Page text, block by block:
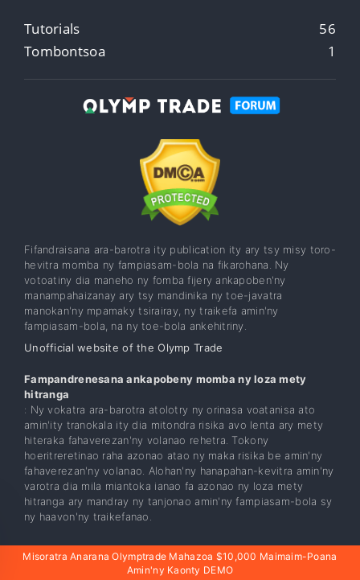
Tutorials
56
Tombontsoa
1
Fifandraisana ara-barotra ity publication ity ary tsy misy toro-
hevitra momba ny fampiasam-bola na fikarohana. Ny
votoatiny dia maneho ny fomba fijery ankapoben'ny
manampahaizanay ary tsy mandinika ny toe-javatra
manokan'ny mpamaky tsirairay, ny traikefa amin'ny
fampiasam-bola, na ny toe-bola ankehitriny.
Unofficial website of the Olymp Trade
Fampandrenesana ankapobeny momba ny loza mety
hitranga
: Ny vokatra ara-barotra atolotry ny orinasa voatanisa ato
amin'ity tranokala ity dia mitondra risika avo lenta ary mety
hiteraka fahaverezan'ny volanao rehetra. Tokony
hoeritreretinao raha azonao atao ny maka risika be amin'ny
fahaverezan'ny volanao. Alohan'ny hanapahan-kevitra amin'ny
varotra dia mila miantoka ianao fa azonao ny loza mety
hitranga ary mandray ny tanjonao amin'ny fampiasam-bola sy
ny haavon'ny traikefanao.
Olymptrade Forum
Manodidina Ny Olymptrade
Programa Affiliate
Hisoratra Anarana
Misoratra Anarana Olymptrade Mahazoa $10,000 Maimaim-Poana
Amin'ny Kaonty DEMO